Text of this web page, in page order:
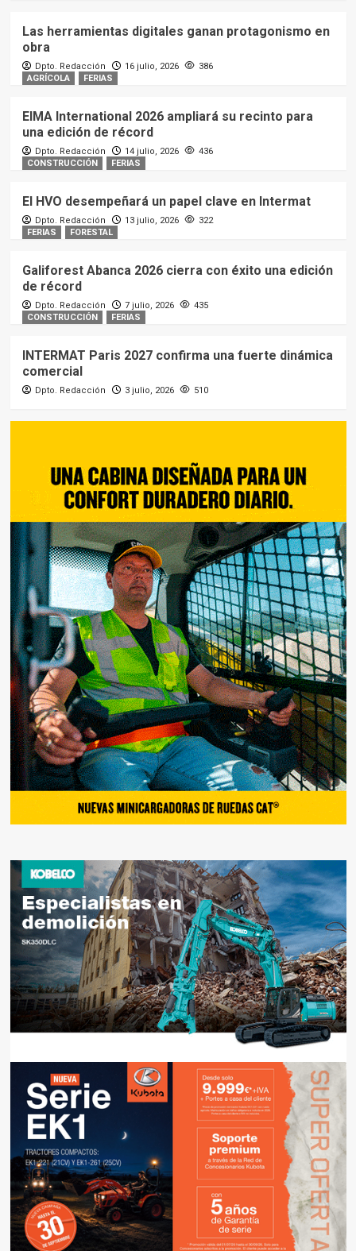
Las herramientas digitales ganan protagonismo en
obra
Dpto. Redacción 16 julio, 2026
386
AGRÍCOLA
FERIAS
EIMA International 2026 ampliará su recinto para
una edición de récord
Dpto. Redacción 14 julio, 2026
436
CONSTRUCCIÓN
FERIAS
El HVO desempeñará un papel clave en Intermat
Dpto. Redacción 13 julio, 2026
322
FERIAS
FORESTAL
Galiforest Abanca 2026 cierra con éxito una edición
de récord
Dpto. Redacción 7 julio, 2026
435
CONSTRUCCIÓN
FERIAS
INTERMAT Paris 2027 confirma una fuerte dinámica
comercial
Dpto. Redacción 3 julio, 2026 510